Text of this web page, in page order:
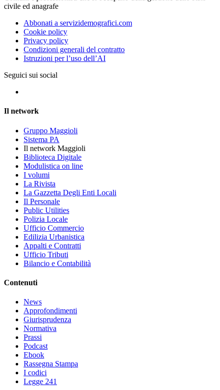
civile ed anagrafe
Abbonati a servizidemografici.com
Cookie policy
Privacy policy
Condizioni generali del contratto
Istruzioni per l’uso dell’AI
Seguici sui social
Il network
Gruppo Maggioli
Sistema PA
Il network Maggioli
Biblioteca Digitale
Modulistica on line
I volumi
La Rivista
La Gazzetta Degli Enti Locali
Il Personale
Public Utilities
Polizia Locale
Ufficio Commercio
Edilizia Urbanistica
Appalti e Contratti
Ufficio Tributi
Bilancio e Contabilità
Contenuti
News
Approfondimenti
Giurisprudenza
Normativa
Prassi
Podcast
Ebook
Rassegna Stampa
I codici
Legge 241